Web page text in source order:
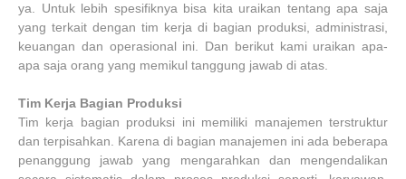
ya. Untuk lebih spesifiknya bisa kita uraikan tentang apa saja
yang terkait dengan tim kerja di bagian produksi, administrasi,
keuangan dan operasional ini. Dan berikut kami uraikan apa-
apa saja orang yang memikul tanggung jawab di atas.
Tim Kerja Bagian Produksi
Tim kerja bagian produksi ini memiliki manajemen terstruktur
dan terpisahkan. Karena di bagian manajemen ini ada beberapa
penanggung jawab yang mengarahkan dan mengendalikan